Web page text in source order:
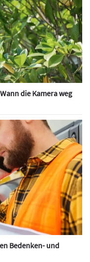
die Kamera weg
Bedenken- und